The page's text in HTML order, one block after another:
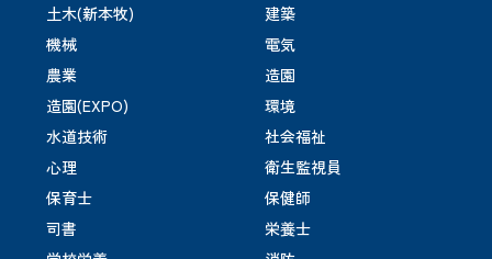
土木(新本牧)
建築
機械
電気
農業
造園
造園(EXPO)
環境
水道技術
社会福祉
心理
衛生監視員
保育士
保健師
司書
栄養士